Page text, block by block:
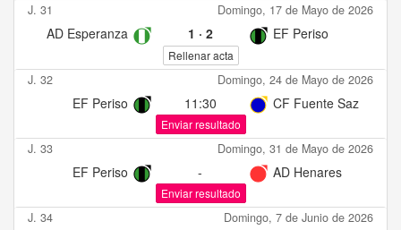
J. 31 Domingo, 17 de Mayo de 2026
AD Esperanza 1 · 2 EF Periso
Rellenar acta
J. 32 Domingo, 24 de Mayo de 2026
EF Periso 11:30 CF Fuente Saz
Enviar resultado
J. 33 Domingo, 31 de Mayo de 2026
EF Periso - AD Henares
Enviar resultado
J. 34 Domingo, 7 de Junio de 2026